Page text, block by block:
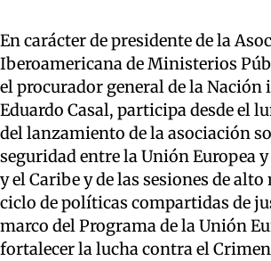
En carácter de presidente de la
Iberoamericana de Ministerios
el procurador general de la Nación
Eduardo Casal, participa desde el
del lanzamiento de la asociación
seguridad entre la Unión Europea
y el Caribe y de las sesiones de
ciclo de políticas compartidas de
marco del Programa de la Unión
fortalecer la lucha contra el